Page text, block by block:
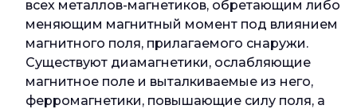
всех металлов-магнетиков, обретающим либо
меняющим магнитный момент под влиянием
магнитного поля, прилагаемого снаружи.
Существуют диамагнетики, ослабляющие
магнитное поле и выталкиваемые из него,
ферромагнетики, повышающие силу поля, а